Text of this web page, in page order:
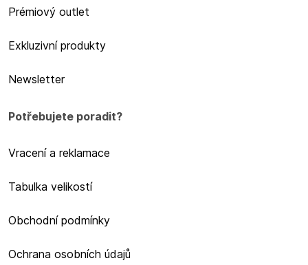
Prémiový outlet
Exkluzivní produkty
Newsletter
Potřebujete poradit?
Vracení a reklamace
Tabulka velikostí
Obchodní podmínky
Ochrana osobních údajů